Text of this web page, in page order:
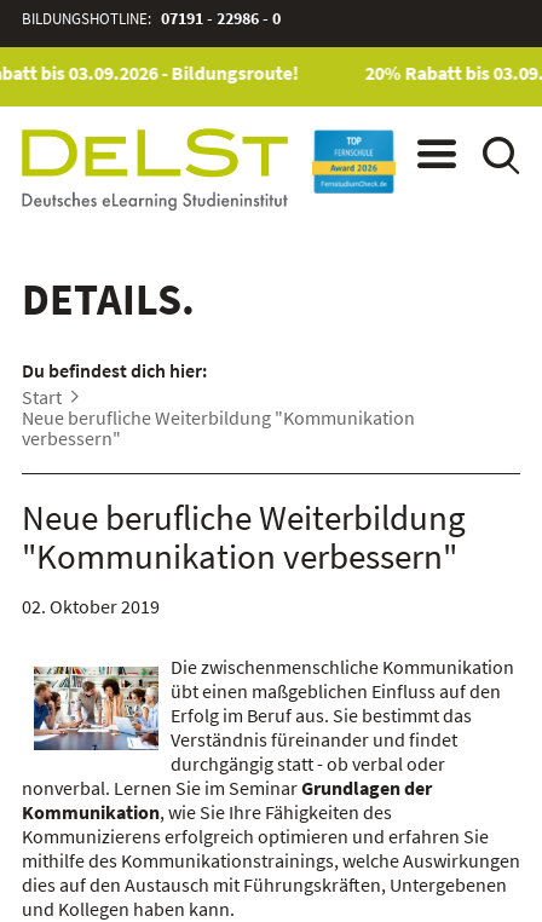
BILDUNGSHOTLINE: 07191 - 22986 - 0
bis 03.09.2026 - Bildungsroute! 20% Rabatt bis
DETAILS.
Du befindest dich hier:
Start
Neue berufliche Weiterbildung "Kommunikation
verbessern"
Neue berufliche Weiterbildung
"Kommunikation verbessern"
02. Oktober 2019
Die zwischenmenschliche Kommunikation
übt einen maßgeblichen Einfluss auf den
Erfolg im Beruf aus. Sie bestimmt das
Verständnis füreinander und findet
durchgängig statt - ob verbal oder
nonverbal. Lernen Sie im SeminarGrundlagen der
Kommunikation, wie Sie Ihre Fähigkeiten des
Kommunizierens erfolgreich optimieren und erfahren Sie
mithilfe des Kommunikationstrainings, welche Auswirkungen
dies auf den Austausch mit Führungskräften, Untergebenen
und Kollegen haben kann.